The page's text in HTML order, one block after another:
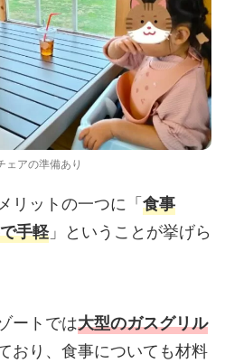
ェアの準備あり
リットの一つに「食事
手軽」ということが挙げら
ートでは大型のガスグリル
おり、食事についても材料